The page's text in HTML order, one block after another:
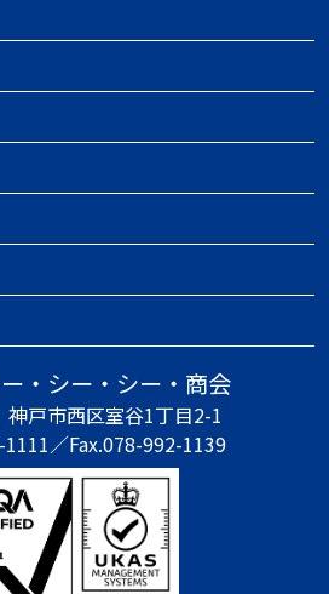
・シー・シー・商会
神戸市西区室谷1丁目2-1
／Fax.078-992-1139